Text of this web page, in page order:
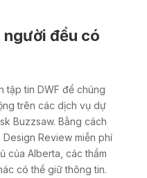
đều có
tập tin DWF để chúng
trên các dịch vụ dự
Buzzsaw. Bằng cách
Review miễn phí
của Alberta, các thẩm
có thể giữ thông tin.